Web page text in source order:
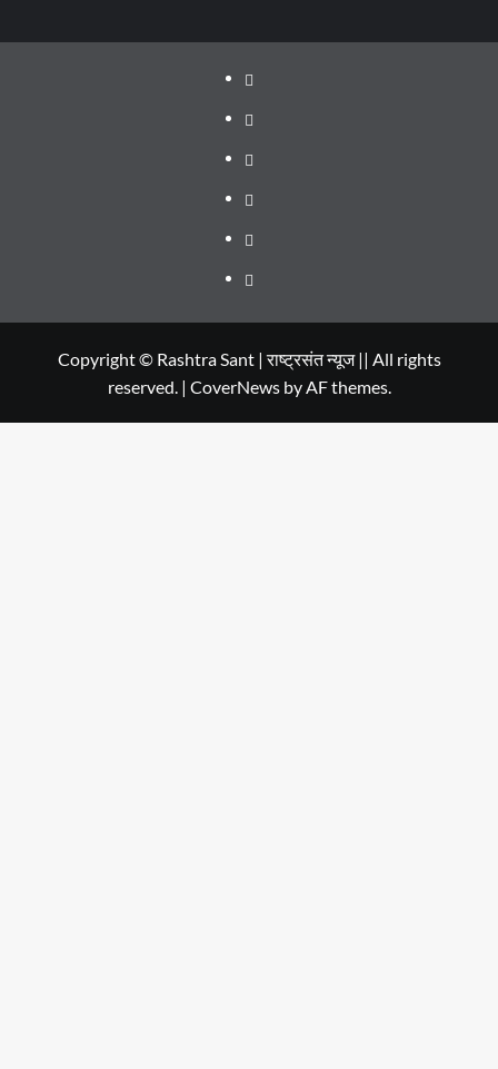
About
WEB
SERIES
TO
Dehradun
Smart
City
Life
in
Dehradun
Places
to
in
Dehradun
सम्पर्क
Copyright © Rashtra Sant | राष्ट्रसंत न्यूज || All rights
reserved. | CoverNewsby AF themes.